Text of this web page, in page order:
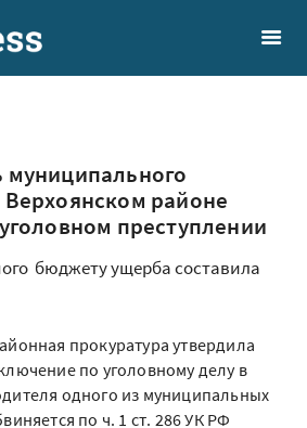
муниципального
районе
преступлении
бюджету ущерба составила
прокуратура утвердила
по уголовному делу в
одного из муниципальных
по ч. 1 ст. 286 УК РФ